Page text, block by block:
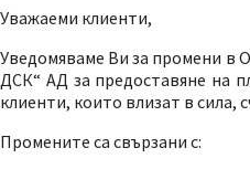
Уважаеми клиенти,
Уведомяваме Ви за промени в
ДСК“ АД за предоставяне на
клиенти, които влизат в сила,
Промените са свързани с: